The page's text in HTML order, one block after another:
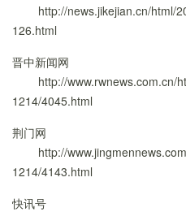
http://news.jikejian.cn/html/
126.html
晋中新闻网
http://www.rwnews.com.cn/
1214/4045.html
荆门网
http://
1214/4143.html
快讯号